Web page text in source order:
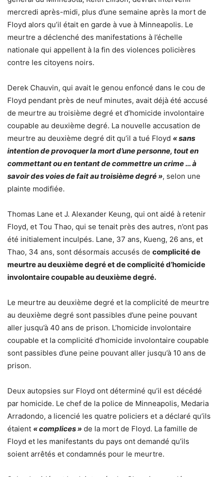
mercredi après-midi, plus d’une semaine après la mort de
Floyd alors qu’il était en garde à vue à Minneapolis. Le
meurtre a déclenché des manifestations à l’échelle
nationale qui appellent à la fin des violences policières
contre les citoyens noirs.
Derek Chauvin, qui avait le genou enfoncé dans le cou de
Floyd pendant près de neuf minutes, avait déjà été accusé
de meurtre au troisième degré et d’homicide involontaire
coupable au deuxième degré. La nouvelle accusation de
meurtre au deuxième degré dit qu’il a tué Floyd « sans
intention de provoquer la mort d’une personne, tout en
commettant ou en tentant de commettre un crime … à
savoir des voies de fait au troisième degré », selon une
plainte modifiée.
Thomas Lane et J. Alexander Keung, qui ont aidé à retenir
Floyd, et Tou Thao, qui se tenait près des autres, n’ont pas
été initialement inculpés. Lane, 37 ans, Kueng, 26 ans, et
Thao, 34 ans, sont désormais accusés de complicité de
meurtre au deuxième degré et de complicité d’homicide
involontaire coupable au deuxième degré.
Le meurtre au deuxième degré et la complicité de meurtre
au deuxième degré sont passibles d’une peine pouvant
aller jusqu’à 40 ans de prison. L’homicide involontaire
coupable et la complicité d’homicide involontaire coupable
sont passibles d’une peine pouvant aller jusqu’à 10 ans de
prison.
Deux autopsies sur Floyd ont déterminé qu’il est décédé
par homicide. Le chef de la police de Minneapolis, Medaria
Arradondo, a licencié les quatre policiers et a déclaré qu’ils
étaient « complices » de la mort de Floyd. La famille de
Floyd et les manifestants du pays ont demandé qu’ils
soient arrêtés et condamnés pour le meurtre.